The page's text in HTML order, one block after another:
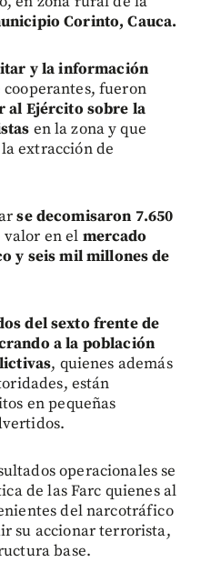
Corinto, Cauca.
y la información
fueron
al Ejército sobre la
en la zona y que
extracción de
se decomisaron 7.650
valor en el mercado
y seis mil millones de
del sexto frente de
a la población
, quienes además
están
en pequeñas
operacionales se
de las Farc quienes al
del narcotráfico
su accionar terrorista,
base.